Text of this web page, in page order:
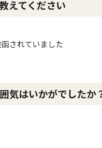
えてください
されていました
囲気はいかがでした